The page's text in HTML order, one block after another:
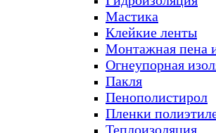
Мастика
Клейкие ленты
Монтажная пена
Огнеупорная
Пакля
Пенополистирол
Пленки
Теплоизоляция